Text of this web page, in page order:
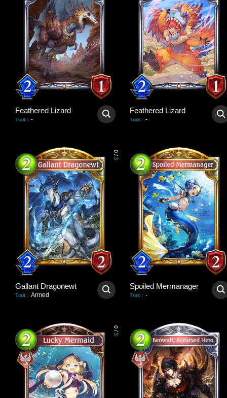
Feathered Lizard
Trait : -
Feathered Lizard
Trait : -
0
/
3
Gallant Dragonewt
Trait : Armed
Spoiled Mermanager
Trait : -
0
/
3